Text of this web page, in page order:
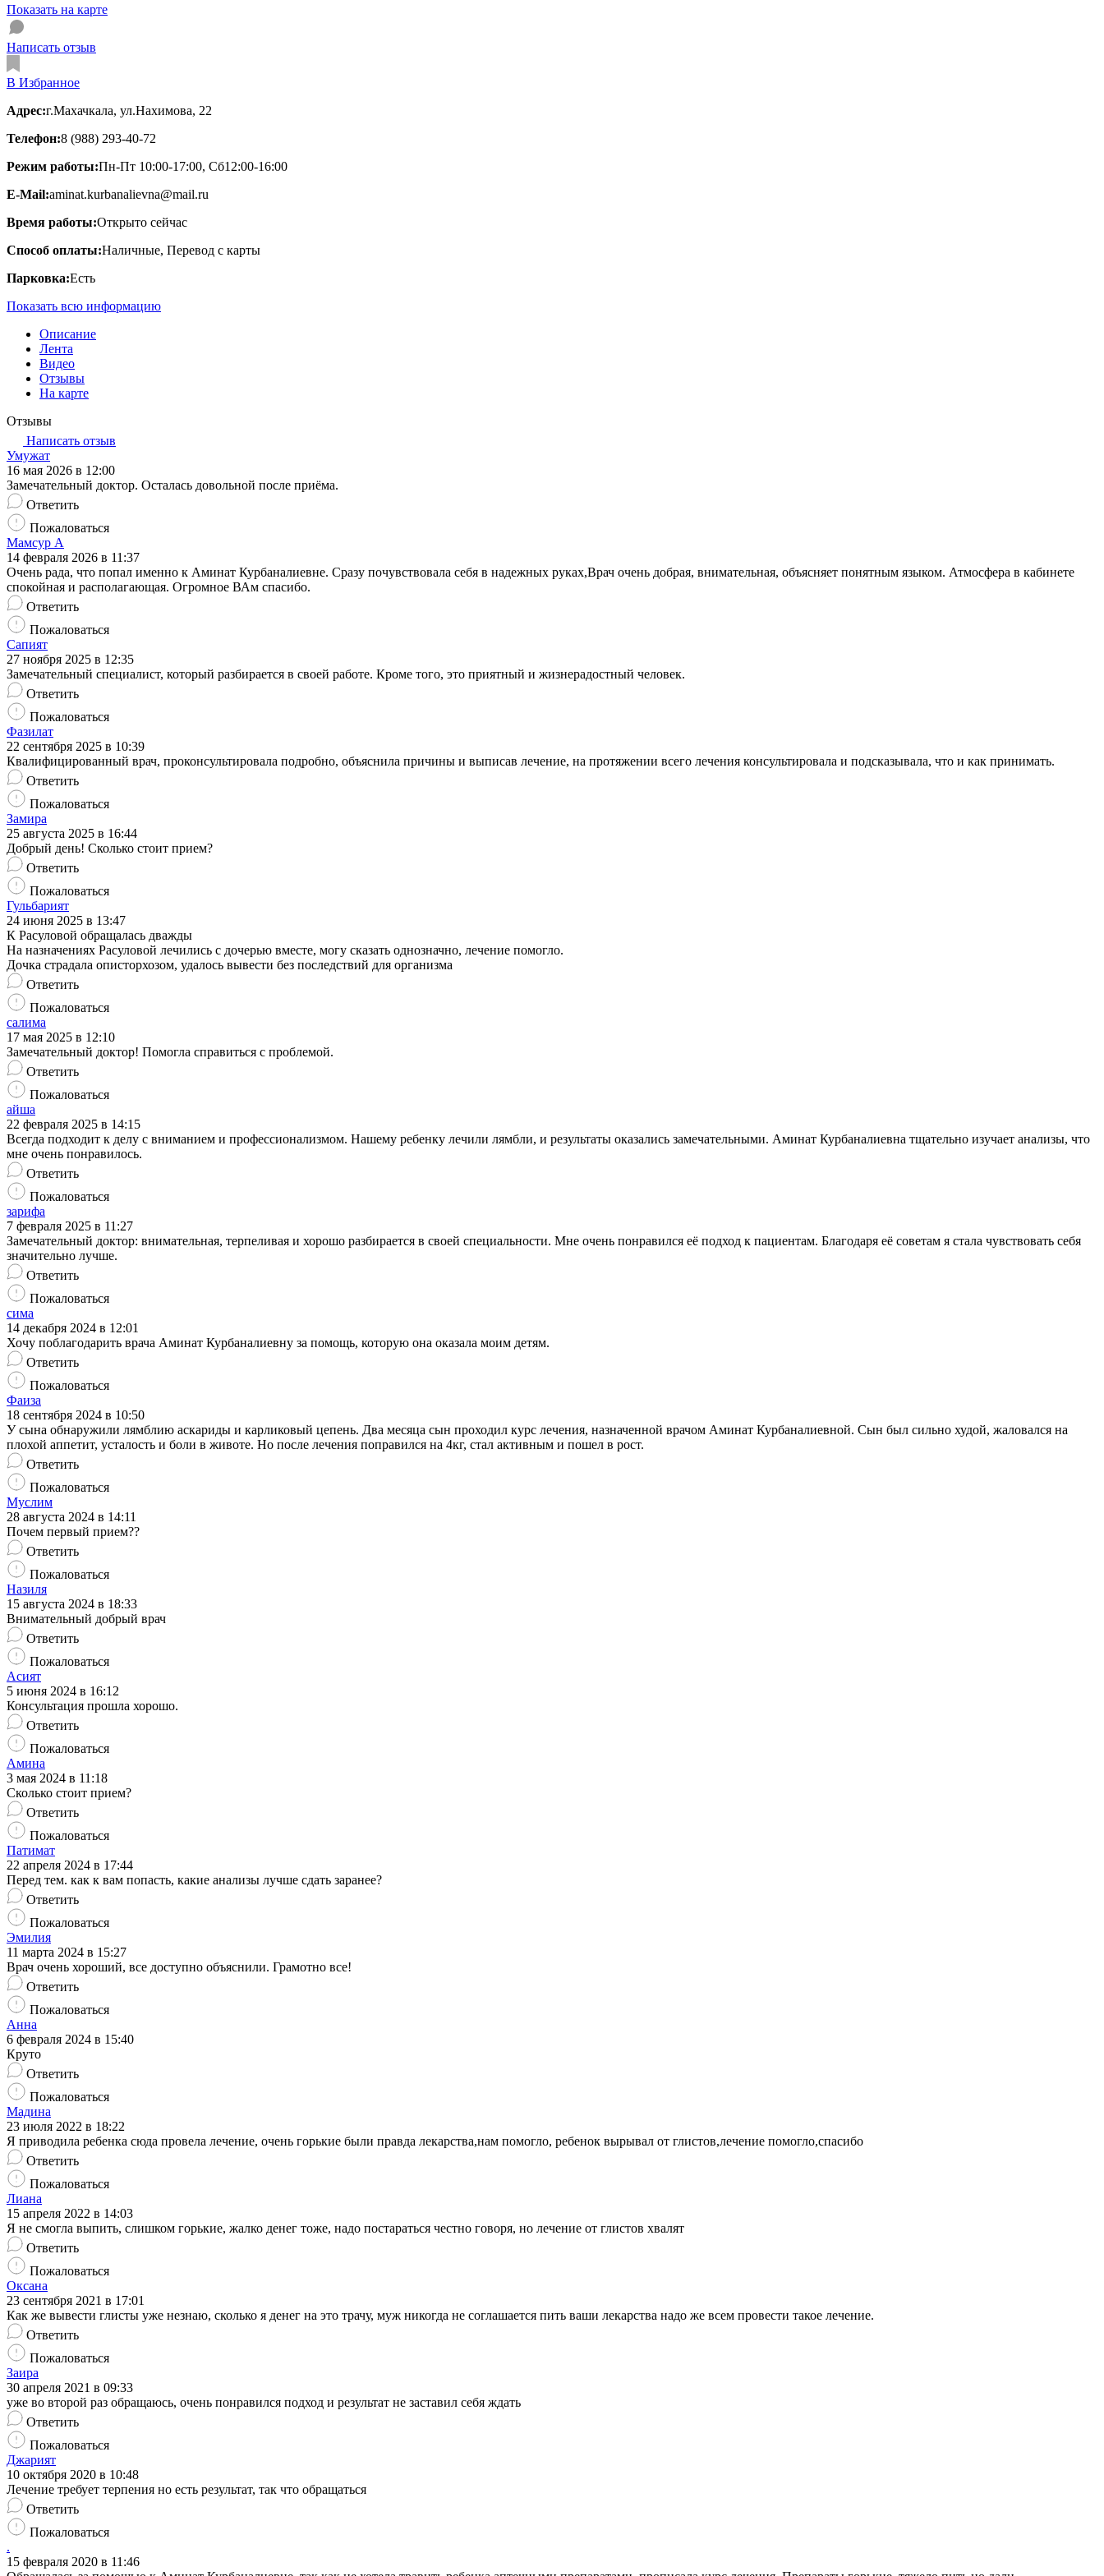
Показать на карте
Написать отзыв
В Избранное
Адрес:г.Махачкала, ул.Нахимова, 22
Телефон:8 (988) 293-40-72
Режим работы:Пн-Пт 10:00-17:00, Сб12:00-16:00
E-Mail:aminat.kurbanalievna@mail.ru
Время работы:Открыто сейчас
Способ оплаты:Наличные, Перевод с карты
Парковка:Есть
Показать всю информацию
Описание
Лента
Видео
Отзывы
На карте
Отзывы
Написать отзыв
Умужат
16 мая 2026 в 12:00
Замечательный доктор. Осталась довольной после приёма.
Ответить
Пожаловаться
Мамсур А
14 февраля 2026 в 11:37
Очень рада, что попал именно к Аминат Курбаналиевне. Сразу почувствовала себя в надежных руках,Врач очень добрая, внимательная, объясняет понятным языком. Атмосфера в кабинете
спокойная и располагающая. Огромное ВАм спасибо.
Ответить
Пожаловаться
Сапият
27 ноября 2025 в 12:35
Замечательный специалист, который разбирается в своей работе. Кроме того, это приятный и жизнерадостный человек.
Ответить
Пожаловаться
Фазилат
22 сентября 2025 в 10:39
Квалифицированный врач, проконсультировала подробно, объяснила причины и выписав лечение, на протяжении всего лечения консультировала и подсказывала, что и как принимать.
Ответить
Пожаловаться
Замира
25 августа 2025 в 16:44
Добрый день! Сколько стоит прием?
Ответить
Пожаловаться
Гульбарият
24 июня 2025 в 13:47
К Расуловой обращалась дважды
На назначениях Расуловой лечились с дочерью вместе, могу сказать однозначно, лечение помогло.
Дочка страдала описторхозом, удалось вывести без последствий для организма
Ответить
Пожаловаться
салима
17 мая 2025 в 12:10
Замечательный доктор! Помогла справиться с проблемой.
Ответить
Пожаловаться
айша
22 февраля 2025 в 14:15
Всегда подходит к делу с вниманием и профессионализмом. Нашему ребенку лечили лямбли, и результаты оказались замечательными. Аминат Курбаналиевна тщательно изучает анализы, что
мне очень понравилось.
Ответить
Пожаловаться
зарифа
7 февраля 2025 в 11:27
Замечательный доктор: внимательная, терпеливая и хорошо разбирается в своей специальности. Мне очень понравился её подход к пациентам. Благодаря её советам я стала чувствовать себя
значительно лучше.
Ответить
Пожаловаться
сима
14 декабря 2024 в 12:01
Хочу поблагодарить врача Аминат Курбаналиевну за помощь, которую она оказала моим детям.
Ответить
Пожаловаться
Фаиза
18 сентября 2024 в 10:50
У сына обнаружили лямблию аскариды и карликовый цепень. Два месяца сын проходил курс лечения, назначенной врачом Аминат Курбаналиевной. Сын был сильно худой, жаловался на
плохой аппетит, усталость и боли в животе. Но после лечения поправился на 4кг, стал активным и пошел в рост.
Ответить
Пожаловаться
Муслим
28 августа 2024 в 14:11
Почем первый прием??
Ответить
Пожаловаться
Назиля
15 августа 2024 в 18:33
Внимательный добрый врач
Ответить
Пожаловаться
Асият
5 июня 2024 в 16:12
Консультация прошла хорошо.
Ответить
Пожаловаться
Амина
3 мая 2024 в 11:18
Сколько стоит прием?
Ответить
Пожаловаться
Патимат
22 апреля 2024 в 17:44
Перед тем. как к вам попасть, какие анализы лучше сдать заранее?
Ответить
Пожаловаться
Эмилия
11 марта 2024 в 15:27
Врач очень хороший, все доступно объяснили. Грамотно все!
Ответить
Пожаловаться
Анна
6 февраля 2024 в 15:40
Круто
Ответить
Пожаловаться
Мадина
23 июля 2022 в 18:22
Я приводила ребенка сюда провела лечение, очень горькие были правда лекарства,нам помогло, ребенок вырывал от глистов,лечение помогло,спасибо
Ответить
Пожаловаться
Лиана
15 апреля 2022 в 14:03
Я не смогла выпить, слишком горькие, жалко денег тоже, надо постараться честно говоря, но лечение от глистов хвалят
Ответить
Пожаловаться
Оксана
23 сентября 2021 в 17:01
Как же вывести глисты уже незнаю, сколько я денег на это трачу, муж никогда не соглашается пить ваши лекарства надо же всем провести такое лечение.
Ответить
Пожаловаться
Заира
30 апреля 2021 в 09:33
уже во второй раз обращаюсь, очень понравился подход и результат не заставил себя ждать
Ответить
Пожаловаться
Джарият
10 октября 2020 в 10:48
Лечение требует терпения но есть результат, так что обращаться
Ответить
Пожаловаться
.
15 февраля 2020 в 11:46